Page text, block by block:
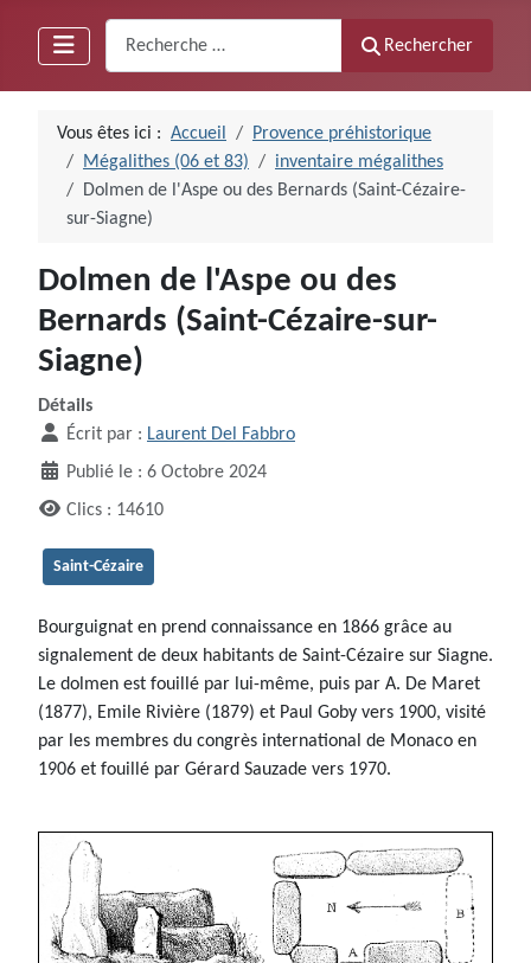
Rechercher
Vous êtes ici : Accueil
Provence préhistorique
Mégalithes (06 et 83)
inventaire mégalithes
Dolmen de l'Aspe ou des Bernards (Saint-Cézaire-
sur-Siagne)
Dolmen de l'Aspe ou des
Bernards (Saint-Cézaire-sur-
Siagne)
Détails
Écrit par : Laurent Del Fabbro
Publié le : 6 Octobre 2024
Clics : 14610
Saint-Cézaire
Bourguignat en prend connaissance en 1866 grâce au
signalement de deux habitants de Saint-Cézaire sur Siagne.
Le dolmen est fouillé par lui-même, puis par A. De Maret
(1877), Emile Rivière (1879) et Paul Goby vers 1900, visité
par les membres du congrès international de Monaco en
1906 et fouillé par Gérard Sauzade vers 1970.